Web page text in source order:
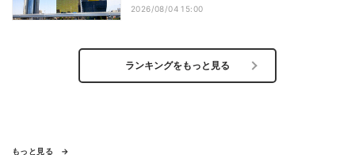
2026/08/04 15:00
ランキングをもっと見る
もっと見る